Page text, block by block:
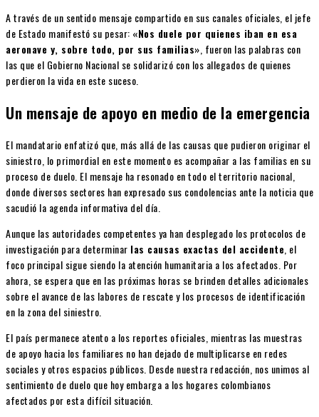
A través de un sentido mensaje compartido en sus canales oficiales, el jefe
de Estado manifestó su pesar: «Nos duele por quienes iban en esa
aeronave y, sobre todo, por sus familias» , fueron las palabras con
las que el Gobierno Nacional se solidarizó con los allegados de quienes
perdieron la vida en este suceso.
Un mensaje de apoyo en medio de la emergencia
El mandatario enfatizó que, más allá de las causas que pudieron originar el
siniestro, lo primordial en este momento es acompañar a las familias en su
proceso de duelo. El mensaje ha resonado en todo el territorio nacional,
donde diversos sectores han expresado sus condolencias ante la noticia que
sacudió la agenda informativa del día.
Aunque las autoridades competentes ya han desplegado los protocolos de
investigación para determinar las causas exactas del accidente , el
foco principal sigue siendo la atención humanitaria a los afectados. Por
ahora, se espera que en las próximas horas se brinden detalles adicionales
sobre el avance de las labores de rescate y los procesos de identificación
en la zona del siniestro.
El país permanece atento a los reportes oficiales, mientras las muestras
de apoyo hacia los familiares no han dejado de multiplicarse en redes
sociales y otros espacios públicos. Desde nuestra redacción, nos unimos al
sentimiento de duelo que hoy embarga a los hogares colombianos
afectados por esta difícil situación.